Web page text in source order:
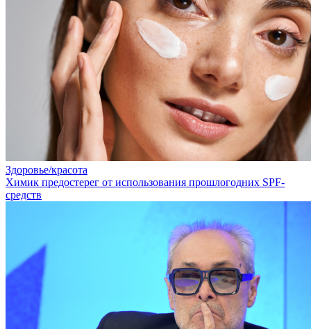
Здоровье/красота
Химик предостерег от использования прошлогодних SPF-
средств